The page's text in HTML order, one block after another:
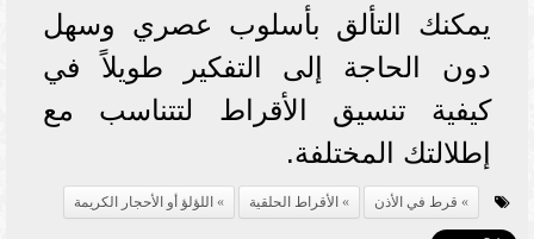
يمكنك التألق بأسلوب عصري وسهل
دون الحاجة إلى التفكير طويلاً في
كيفية تنسيق الأقراط لتتناسب مع
إطلالتك المختلفة.
قرط في الأذن الأقراط الحلقية اللؤلؤ أو الأحجار الكريمة